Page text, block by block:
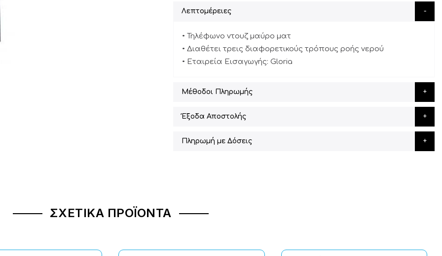
Λεπτομέρειες
• Τηλέφωνο ντουζ μαύρο ματ
• Διαθέτει τρεις διαφορετικούς τρόπους ροής νερού
• Εταιρεία Εισαγωγής: Gloria
Μέθοδοι Πληρωμής
Έξοδα Αποστολής
Πληρωμή με Δόσεις
ΣΧΕΤΙΚΆ ΠΡΟΪΌΝΤΑ